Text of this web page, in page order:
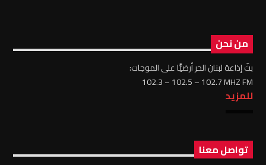
من نحن
بثّ إذاعة لبنان الحر أرضيًّا على الموجات:
102.3 – 102.5 – 102.7 MHZ FM
للمزيد
تواصل معنا